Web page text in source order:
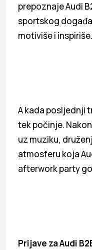
prepoznaje Audi
sportskog
motiviše i inspiriše.
A kada posljednji
tek počinje.
uz muziku,
atmosferu koja
afterwork party
Prijave za Audi